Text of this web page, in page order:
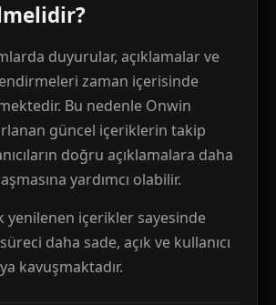
duyurular, açıklamalar ve
zaman içerisinde
Bu nedenle Onwin
güncel içeriklerin takip
doğru açıklamalara daha
yardımcı olabilir.
yenilenen içerikler sayesinde
daha sade, açık ve kullanıcı
kavuşmaktadır.